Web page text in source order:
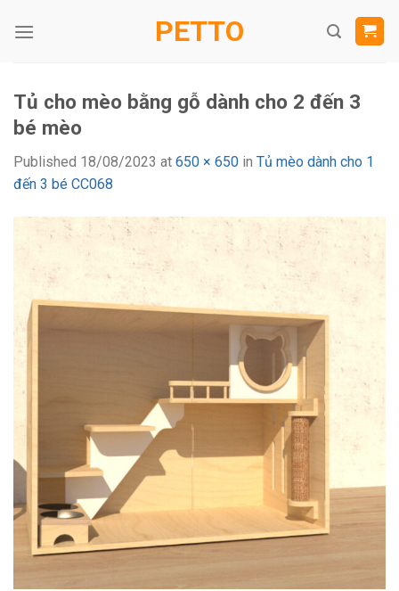
PETTO
Tủ cho mèo bằng gỗ dành cho 2 đến 3
bé mèo
Published 18/08/2023 at 650 × 650 in Tủ mèo dành cho 1
đến 3 bé CC068